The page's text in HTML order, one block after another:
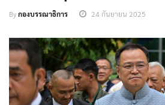
Byกองบรรณาธิการ 24 กันยายน 2025